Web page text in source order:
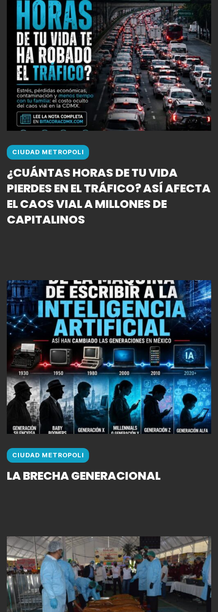
CIUDAD METROPOLI
¿CUÁNTAS HORAS DE TU VIDA
PIERDES EN EL TRÁFICO? ASÍ AFECTA
EL CAOS VIAL A MILLONES DE
CAPITALINOS
CIUDAD METROPOLI
LA BRECHA GENERACIONAL